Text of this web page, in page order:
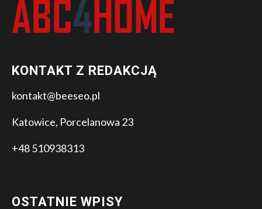
KONTAKT Z REDAKCJĄ
kontakt@beeseo.pl
Katowice, Porcelanowa 23
+48 510938313
OSTATNIE WPISY